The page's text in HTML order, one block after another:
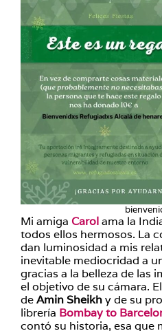
Mi amiga Carolama la
todos ellos hermosos. La
dan luminosidad a mis
inevitable mediocridad a
gracias a la belleza de las
el objetivo de su cámara.
deAmin Sheikhy de su
librería Bombay to
contó su historia, esa que